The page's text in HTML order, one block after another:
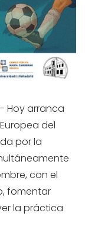
Hoy arranca
del
por la
con el
fomentar
la práctica